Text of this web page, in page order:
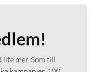
lite mer. Som till